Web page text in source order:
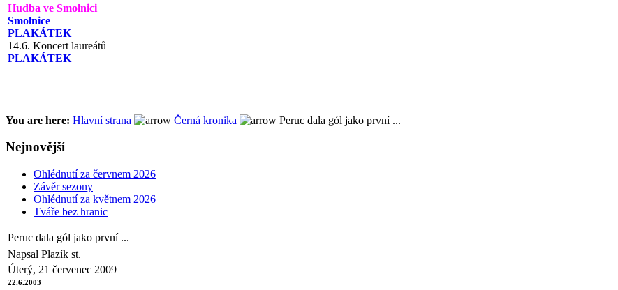
Hudba ve Smolnici
Smolnice
PLAKÁTEK
14.6. Koncert laureátů
PLAKÁTEK
You are here: Hlavní strana Černá kronika Peruc dala gól jako první ...
Nejnovější
Ohlédnutí za červnem 2026
Závěr sezony
Ohlédnutí za květnem 2026
Tváře bez hranic
Peruc dala gól jako první ...
Napsal Plazík st.
Úterý, 21 červenec 2009
22.6.2003